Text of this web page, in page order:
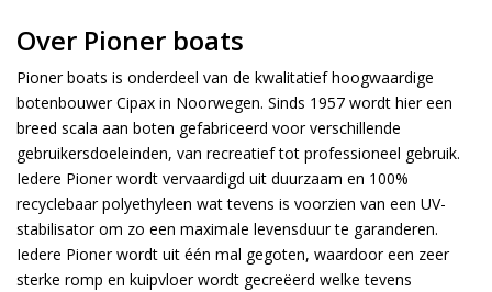
Over Pioner boats
Pioner boats is onderdeel van de kwalitatief hoogwaardige
botenbouwer Cipax in Noorwegen. Sinds 1957 wordt hier een
breed scala aan boten gefabriceerd voor verschillende
gebruikersdoeleinden, van recreatief tot professioneel gebruik.
Iedere Pioner wordt vervaardigd uit duurzaam en 100%
recyclebaar polyethyleen wat tevens is voorzien van een UV-
stabilisator om zo een maximale levensduur te garanderen.
Iedere Pioner wordt uit één mal gegoten, waardoor een zeer
sterke romp en kuipvloer wordt gecreëerd welke tevens